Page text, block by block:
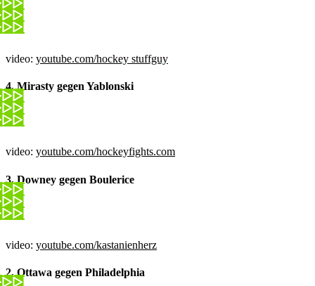
video: youtube.com/hockey stuffguy
4. Mirasty gegen Yablonski
video: youtube.com/hockeyfights.com
3. Downey gegen Boulerice
video: youtube.com/kastanienherz
2. Ottawa gegen Philadelphia